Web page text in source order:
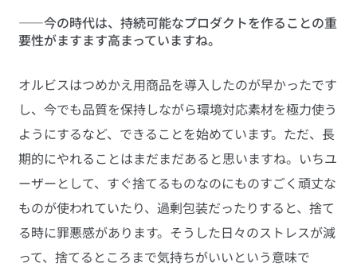
――今の時代は、持続可能なプロダクトを作ることの重
要性がますます高まっていますね。
オルビスはつめかえ用商品を導入したのが早かったです
し、今でも品質を保持しながら環境対応素材を極力使う
ようにするなど、できることを始めています。ただ、長
期的にやれることはまだまだあると思いますね。いちユ
ーザーとして、すぐ捨てるものなのにものすごく頑丈な
ものが使われていたり、過剰包装だったりすると、捨て
る時に罪悪感があります。そうした日々のストレスが減
って、捨てるところまで気持ちがいいという意味で